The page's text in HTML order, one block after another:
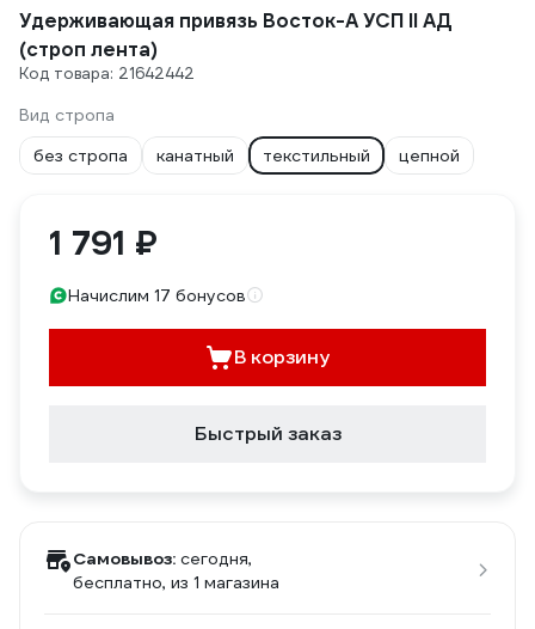
Удерживающая привязь Восток-А УСП II АД
(строп лента)
Код товара: 21642442
Вид стропа
без стропа
канатный текстильный цепной
1 791 ₽
Начислим 17 бонусов
В корзину
Быстрый заказ
Самовывоз: сегодня,
бесплатно, из 1 магазина